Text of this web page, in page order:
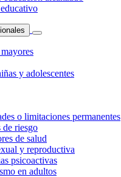
y adolescentes
o limitaciones permanentes
de riesgo
de salud
y reproductiva
psicoactivas
en adultos